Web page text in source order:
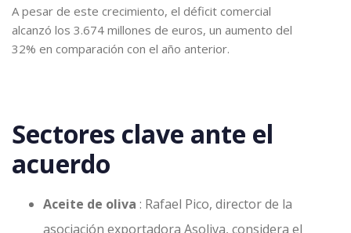
A pesar de este crecimiento, el déficit comercial
alcanzó los 3.674 millones de euros, un aumento del
32% en comparación con el año anterior.
Sectores clave ante el
acuerdo
Aceite de oliva : Rafael Pico, director de la
asociación exportadora Asoliva, considera el